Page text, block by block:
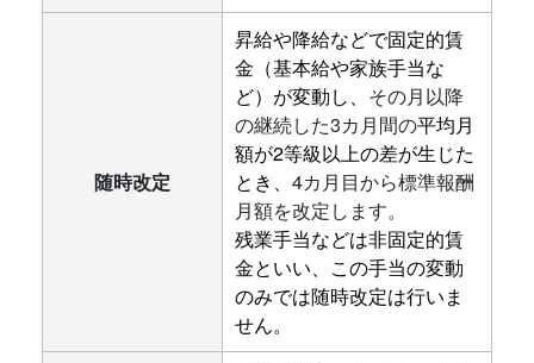
随時改定
昇給や降給などで固定的賃
金（基本給や家族手当な
ど）が変動し、 その月以降
の継続した3カ月間の平均月
額が2等級以上の差が生じた
とき、 4カ月目から標準報酬
月額を改定します。
残業手当などは非固定的賃
金といい、この手当の変動
のみでは随時改定は行いま
せん。